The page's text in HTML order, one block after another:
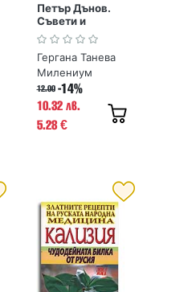
Петър Дънов.
Съвети и
рецепти
Гергана Танева
Милениум
12.00 -14%
10.32 лв.
5.28€